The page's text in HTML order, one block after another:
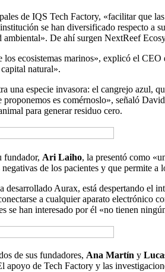
de IQS Tech Factory, «facilitar que
se han diversificado respecto a
De ahí surgen NextReef
ecosistemas marinos», explicó el
natural».
especie invasora: el cangrejo azul,
es comérnoslo», señaló
para generar residuo cero.
fundador, Ari Laiho, la presentó como
de los pacientes y que permite a
Aurax, está despertando el
a cualquier aparato electrónico
se han interesado por él «no tienen
de sus fundadores, Ana Martín y
apoyo de Tech Factory y las